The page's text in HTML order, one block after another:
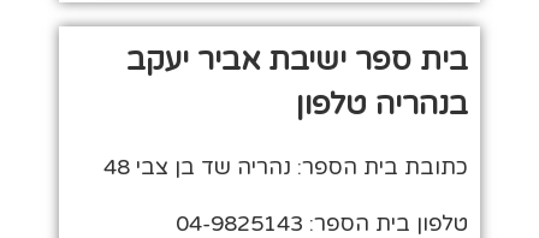
בית ספר ישיבת אביר יעקב
בנהריה טלפון
כתובת בית הספר: נהריה שד בן צבי 48
טלפון בית הספר: 04-9825143